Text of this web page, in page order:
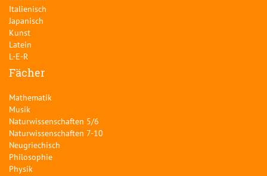
Italienisch
Japanisch
Kunst
Latein
L-E-R
Fächer
Mathematik
Musik
Naturwissenschaften 5/6
Naturwissenschaften 7-10
Neugriechisch
Philosophie
Physik